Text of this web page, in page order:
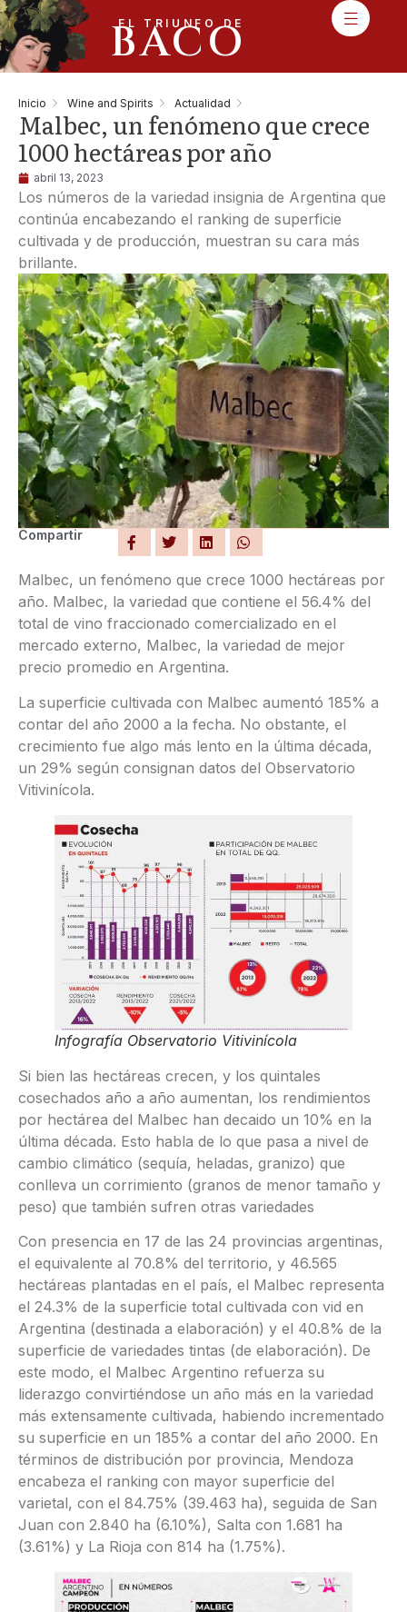
EL TRIUNFO DE
BACO
Inicio Wine and Spirits Actualidad
Malbec, un fenómeno que crece
1000 hectáreas por año
abril 13, 2023
Los números de la variedad insignia de Argentina que
continúa encabezando el ranking de superficie
cultivada y de producción, muestran su cara más
brillante.
Compartir
Malbec, un fenómeno que crece 1000 hectáreas por
año. Malbec, la variedad que contiene el 56.4% del
total de vino fraccionado comercializado en el
mercado externo, Malbec, la variedad de mejor
precio promedio en Argentina.
La superficie cultivada con Malbec aumentó 185% a
contar del año 2000 a la fecha. No obstante, el
crecimiento fue algo más lento en la última década,
un 29% según consignan datos del Observatorio
Vitivinícola.
Infografía Observatorio Vitivinícola
Si bien las hectáreas crecen, y los quintales
cosechados año a año aumentan, los rendimientos
por hectárea del Malbec han decaido un 10% en la
última década. Esto habla de lo que pasa a nivel de
cambio climático (sequía, heladas, granizo) que
conlleva un corrimiento (granos de menor tamaño y
peso) que también sufren otras variedades
Con presencia en 17 de las 24 provincias argentinas,
el equivalente al 70.8% del territorio, y 46.565
hectáreas plantadas en el país, el Malbec representa
el 24.3% de la superficie total cultivada con vid en
Argentina (destinada a elaboración) y el 40.8% de la
superficie de variedades tintas (de elaboración). De
este modo, el Malbec Argentino refuerza su
liderazgo convirtiéndose un año más en la variedad
más extensamente cultivada, habiendo incrementado
su superficie en un 185% a contar del año 2000. En
términos de distribución por provincia, Mendoza
encabeza el ranking con mayor superficie del
varietal, con el 84.75% (39.463 ha), seguida de San
Juan con 2.840 ha (6.10%), Salta con 1.681 ha
(3.61%) y La Rioja con 814 ha (1.75%).